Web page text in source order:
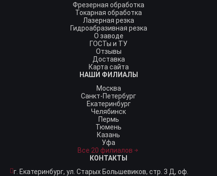
Фрезерная обработка
Токарная обработка
Лазерная резка
Гидроабразивная резка
О заводе
ГОСТы и ТУ
Отзывы
Доставка
Карта сайта
НАШИ ФИЛИАЛЫ
Москва
Санкт-Петербург
Екатеринбург
Челябинск
Пермь
Тюмень
Казань
Уфа
Все 20 филиалов
КОНТАКТЫ
г. Екатеринбург, ул. Старых Большевиков, стр. 3 Д, оф.